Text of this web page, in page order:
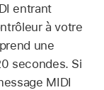
entrant
à votre
une
secondes. Si
MIDI